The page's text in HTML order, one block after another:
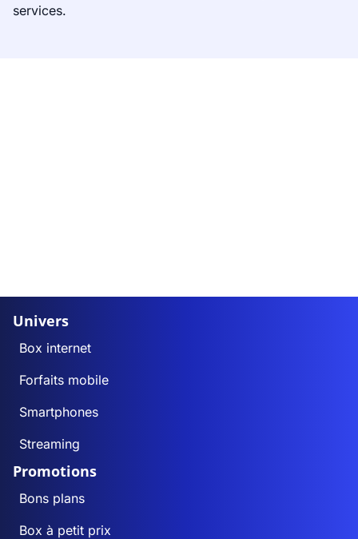
services.
Univers
Box internet
Forfaits mobile
Smartphones
Streaming
Promotions
Bons plans
Box à petit prix